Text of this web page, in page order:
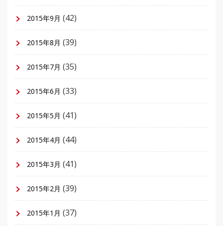
2015年9月 (42)
2015年8月 (39)
2015年7月 (35)
2015年6月 (33)
2015年5月 (41)
2015年4月 (44)
2015年3月 (41)
2015年2月 (39)
2015年1月 (37)